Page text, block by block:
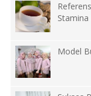
Stamina
Model